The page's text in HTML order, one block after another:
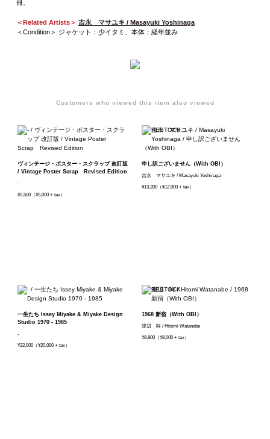
冊。
＜Related Artists＞ 吉永 マサユキ / Masayuki Yoshinaga
＜Condition＞ ジャケット：少イタミ、本体：経年並み
Customers who viewed this item also viewed
ヴィンテージ・ポスター・スクラップ 改訂版
/ Vintage Poster Scrap Revised Edition
-
¥5,500（¥5,000 + tax）
申し訳ございません（With OBI）
吉永 マサユキ / Masayuki Yoshinaga
¥13,200（¥12,000 + tax）
一生たち Issey Miyake & Miyake Design
Studio 1970 - 1985
-
¥22,000（¥20,000 + tax）
1968 新宿（With OBI）
渡辺 眸 / Hitomi Watanabe
¥8,800（¥8,000 + tax）